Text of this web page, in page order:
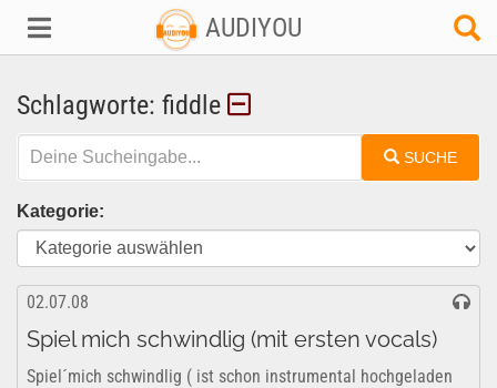
AUDIYOU
Schlagworte: fiddle
SUCHE
Kategorie:
02.07.08
Spiel mich schwindlig (mit ersten vocals)
Spiel´mich schwindlig ( ist schon instrumental hochgeladen